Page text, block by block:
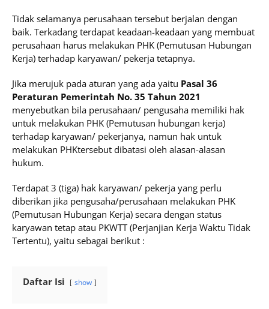
Tidak selamanya perusahaan tersebut berjalan dengan
baik. Terkadang terdapat keadaan-keadaan yang membuat
perusahaan harus melakukan PHK (Pemutusan Hubungan
Kerja) terhadap karyawan/ pekerja tetapnya.
Jika merujuk pada aturan yang ada yaitu Pasal 36
Peraturan Pemerintah No. 35 Tahun 2021
menyebutkan bila perusahaan/ pengusaha memiliki hak
untuk melakukan PHK (Pemutusan hubungan kerja)
terhadap karyawan/ pekerjanya, namun hak untuk
melakukan PHKtersebut dibatasi oleh alasan-alasan
hukum.
Terdapat 3 (tiga) hak karyawan/ pekerja yang perlu
diberikan jika pengusaha/perusahaan melakukan PHK
(Pemutusan Hubungan Kerja) secara dengan status
karyawan tetap atau PKWTT (Perjanjian Kerja Waktu Tidak
Tertentu), yaitu sebagai berikut :
Daftar Isi show